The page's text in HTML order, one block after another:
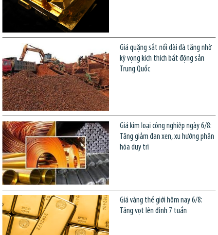
Giá quặng sắt nối dài đà tăng nhờ
kỳ vọng kích thích bất động sản
Trung Quốc
Giá kim loại công nghiệp ngày 6/8:
Tăng giảm đan xen, xu hướng phân
hóa duy trì
Giá vàng thế giới hôm nay 6/8:
Tăng vọt lên đỉnh 7 tuần